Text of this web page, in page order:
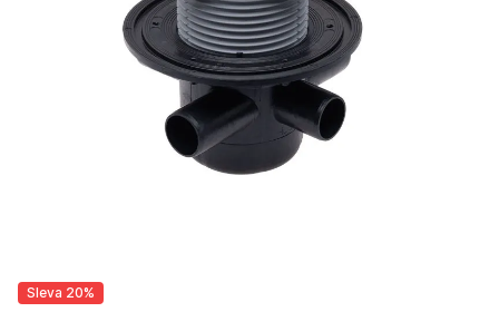
Sleva 20%